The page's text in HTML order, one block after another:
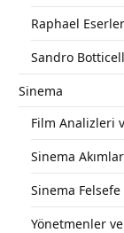
Raphael
Sandro
Sinema
Film Analizleri
Sinema
Sinema
Yönetmenler